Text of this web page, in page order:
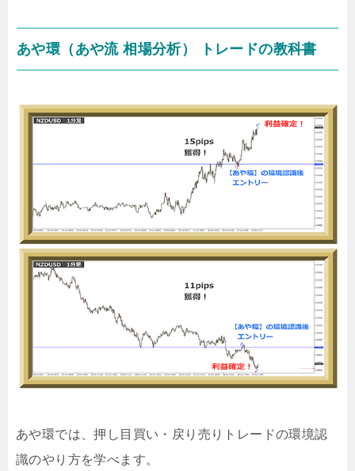
あや環（あや流 相場分析） トレードの教科書
あや環では、押し目買い・戻り売りトレードの環境認
識のやり方を学べます。